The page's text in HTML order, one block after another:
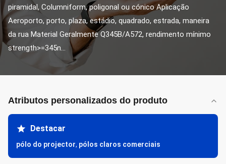
piramidal, Columniform, poligonal ou cónico Aplicação
Aeroporto, porto, plaza, estádio, quadrado, estrada, maneira
da rua Material Geralmente Q345B/A572, rendimento mínimo
strength>=345n...
Atributos personalizados do produto
Destacar
pólo do projector, pólos claros comerciais